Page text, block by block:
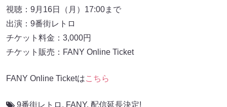
視聴：9月16日（月）17:00まで
出演：9番街レトロ
チケット料金：3,000円
チケット販売：FANY Online Ticket
FANY Online Ticketはこちら
9番街レトロ , FANY, 配信延長決定!